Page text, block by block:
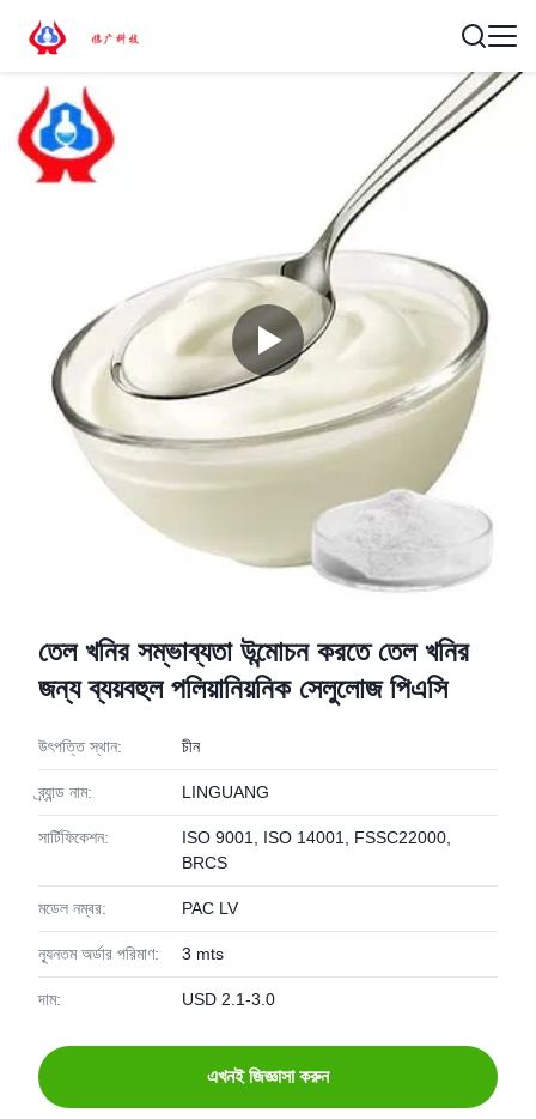
তেল খনির সম্ভাব্যতা উন্মোচন করতে তেল খনির
জন্য ব্যয়বহুল পলিয়ানিয়নিক সেলুলোজ পিএসি
উৎপত্তি স্থান: চীন
ব্র্যান্ড নাম: LINGUANG
সার্টিফিকেশন:
ISO 9001, ISO 14001, FSSC22000,
BRCS
মডেল নম্বর: PAC LV
ন্যূনতম অর্ডার পরিমাণ: 3 mts
দাম: USD 2.1-3.0
এখনই জিজ্ঞাসা করুন